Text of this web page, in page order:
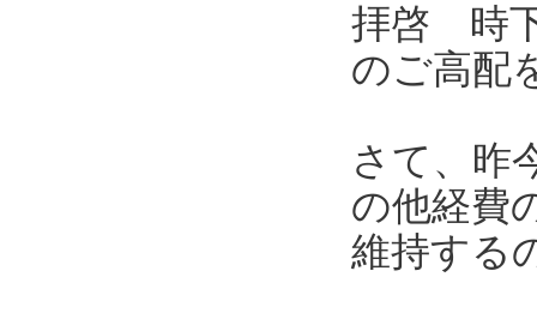
拝啓 時
のご高配
さて、昨
の他経費
維持する